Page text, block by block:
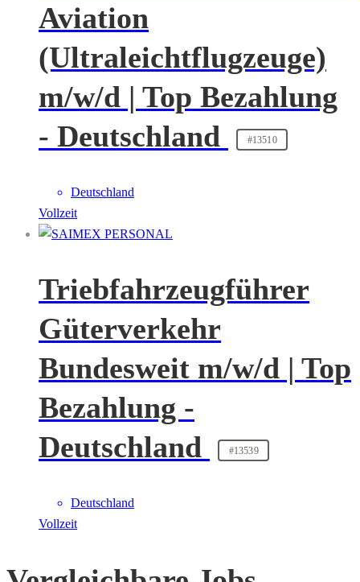
Aviation
(Ultraleichtflugzeuge)
m/w/d | Top Bezahlung
- Deutschland
#13510
Deutschland
Vollzeit
Triebfahrzeugführer
Güterverkehr
Bundesweit m/w/d | Top
Bezahlung -
Deutschland
#13539
Deutschland
Vollzeit